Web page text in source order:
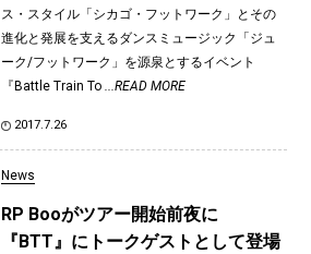
ス・スタイル「シカゴ・フットワーク」とその
進化と発展を支えるダンスミュージック「ジュ
ーク/フットワーク」を源泉とするイベント
『Battle Train To ...READ MORE
2017.7.26
News
RP Booがツアー開始前夜に
『BTT』にトークゲストとして登場